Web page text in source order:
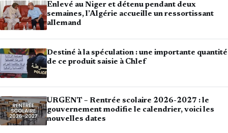
Enlevé au Niger et détenu pendant deux
semaines, l’Algérie accueille un ressortissant
allemand
Destiné à la spéculation : une importante quantité
de ce produit saisie à Chlef
URGENT – Rentrée scolaire 2026-2027 : le
gouvernement modifie le calendrier, voici les
nouvelles dates